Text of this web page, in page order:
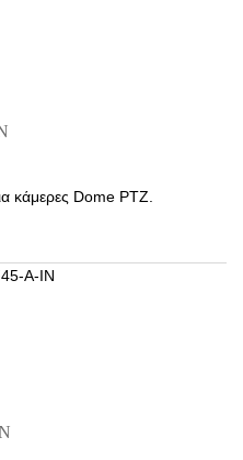
κάμερες Dome PTZ.